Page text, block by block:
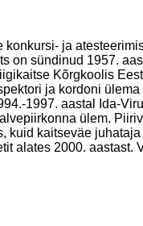
ja
on sündinud 1957.
Kõrgkoolis
ja kordoni
1997. aastal Ida-
ülem.
kuid kaitseväe
alates 2000. aastast.